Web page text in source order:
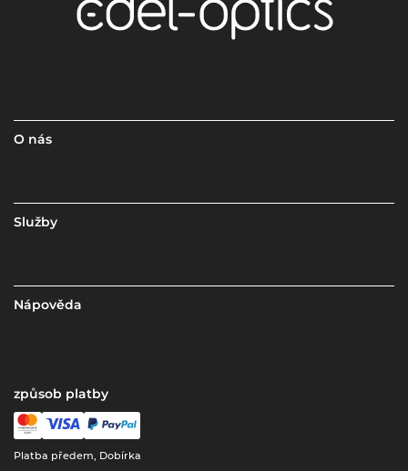
O nás
Služby
Nápověda
způsob platby
Platba předem, Dobírka